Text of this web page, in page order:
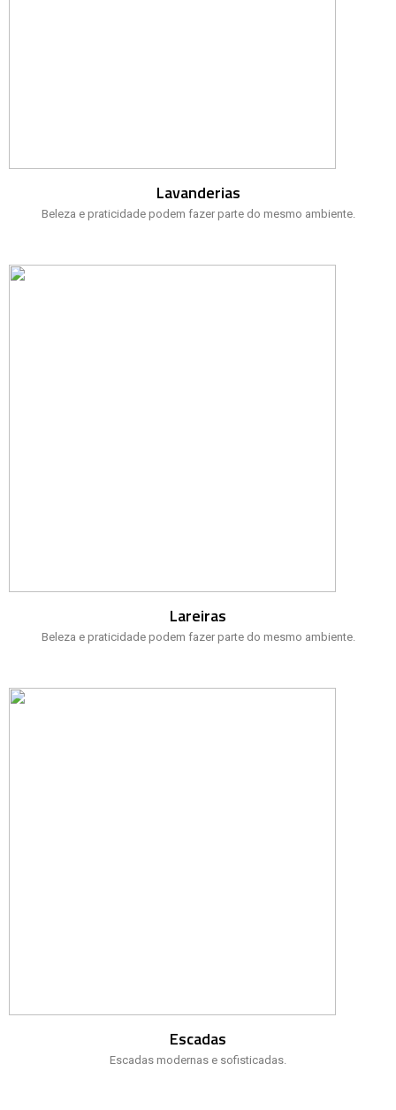
Lavanderias
Beleza e praticidade podem fazer parte do mesmo ambiente.
Lareiras
Beleza e praticidade podem fazer parte do mesmo ambiente.
Escadas
Escadas modernas e sofisticadas.